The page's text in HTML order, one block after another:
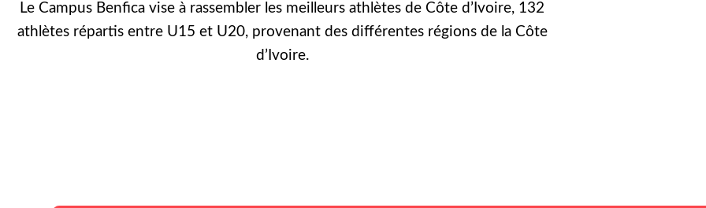
Le Campus Benfica vise à rassembler les meilleurs athlètes de Côte d’Ivoire, 132
athlètes répartis entre U15 et U20, provenant des différentes régions de la Côte
d’Ivoire.